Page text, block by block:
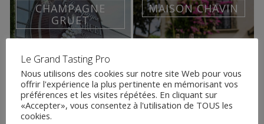
CHAMPAGNE
GRUET
CHAMPAGNE
MAISON CHAVIN
SANS ALCOOL
CAVE DES
AMANDIERS
CHAMPAGNE
Le Grand Tasting Pro
Nous utilisons des cookies sur notre site Web pour vous
offrir l'expérience la plus pertinente en mémorisant vos
préférences et les visites répétées. En cliquant sur
«Accepter», vous consentez à l'utilisation de TOUS les
cookies.